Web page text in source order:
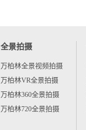
全景拍摄
万柏林全景视频拍摄
万柏林VR全景拍摄
万柏林360全景拍摄
万柏林720全景拍摄